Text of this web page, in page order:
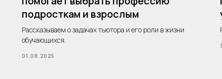
подросткам и взрослым
Рассказываем о задачах тьютора и его роли в жизни
обучающихся.
01.08.2025